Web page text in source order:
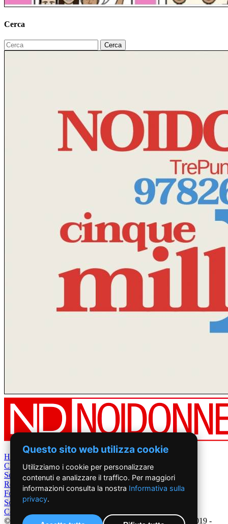
Cerca
Home
Chi Siamo
Settimanale
Rete News
Foto&Video
Sostienici
Contatti
©2019 - NoiDonne - Iscrizione ROC n.33421 del 23 /09/ 2019 -
Questo sito web utilizza cookie
Utilizziamo i cookie per personalizzare
contenuti e analizzare il traffico. Per maggiori
informazioni consulta la nostra Informativa sulla
privacy.